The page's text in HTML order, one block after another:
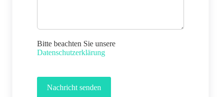
Bitte beachten Sie unsere
Datenschutzerklärung
Nachricht senden